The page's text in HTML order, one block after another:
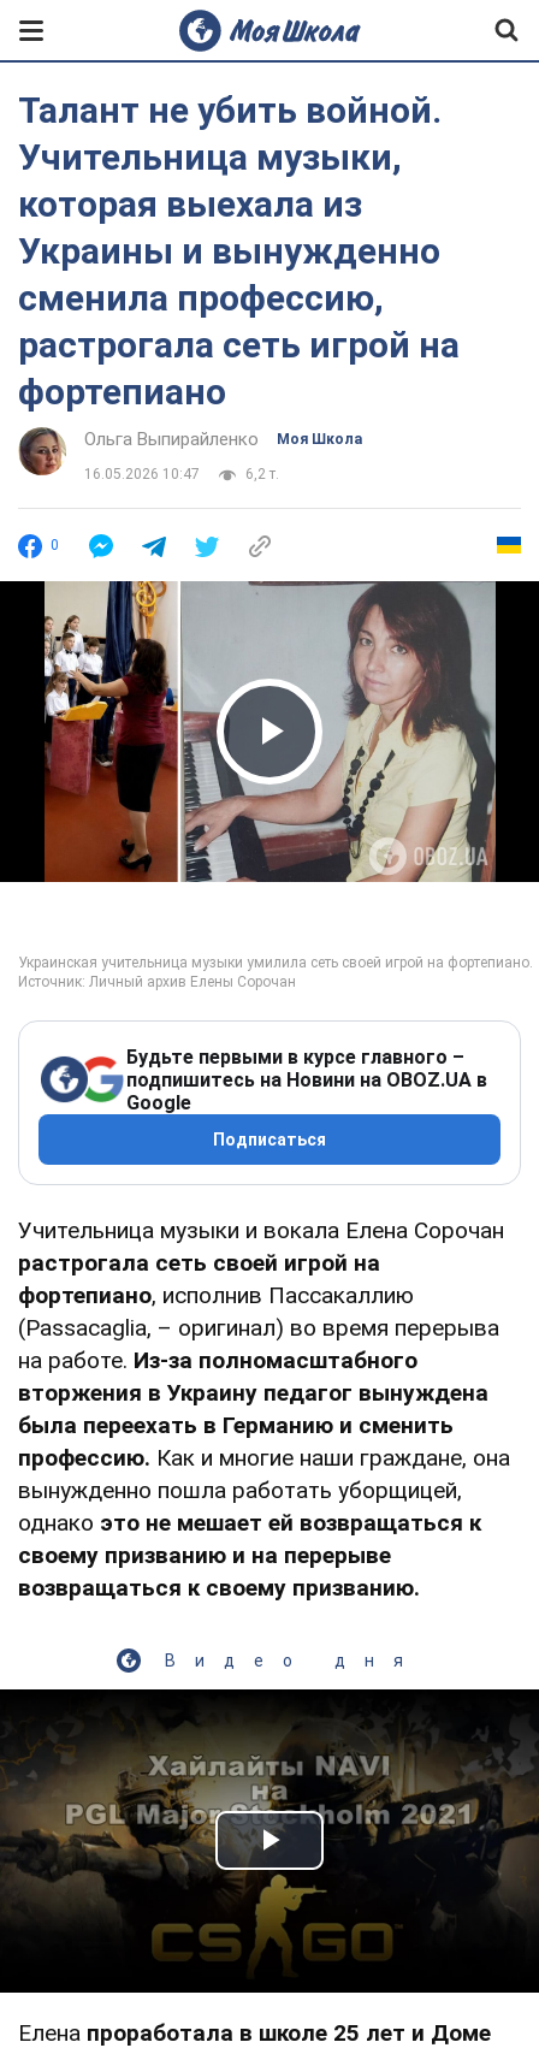
Талант не убить войной.
Учительница музыки,
которая выехала из
Украины и вынужденно
сменила профессию,
растрогала сеть игрой на
фортепиано
Ольга Выпирайленко Моя Школа
16.05.2026 10:47 6,2 т.
0
Play Video
Будьте первыми в курсе главного –
подпишитесь на Новини на OBOZ.UA в
Google
Подписаться
Учительница музыки и вокала Елена Сорочан
растрогала сеть своей игрой на
фортепиано, исполнив Пассакаллию
(Passacaglia, – оригинал) во время перерыва
на работе. Из-за полномасштабного
вторжения в Украину педагог вынуждена
была переехать в Германию и сменить
профессию. Как и многие наши граждане, она
вынужденно пошла работать уборщицей,
однако это не мешает ей возвращаться к
своему призванию и на перерыве
возвращаться к своему призванию.
Видео дня
Play Video
Елена проработала в школе 25 лет и Доме